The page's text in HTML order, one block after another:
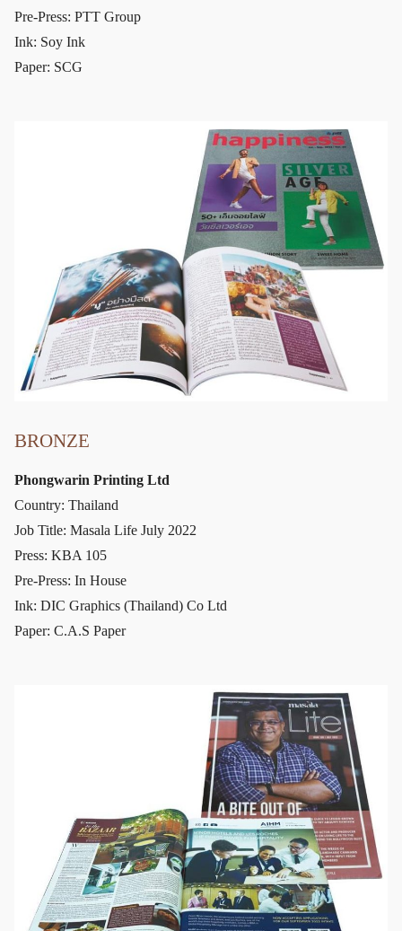
Pre-Press: PTT Group
Ink: Soy Ink
Paper: SCG
BRONZE
Phongwarin Printing Ltd
Country: Thailand
Job Title: Masala Life July 2022
Press: KBA 105
Pre-Press: In House
Ink: DIC Graphics (Thailand) Co Ltd
Paper: C.A.S Paper